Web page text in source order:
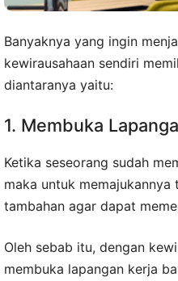
Banyaknya yang ingin
kewirausahaan sendiri
diantaranya yaitu:
1. Membuka
Ketika seseorang sudah
maka untuk
tambahan agar dapat
Oleh sebab itu, dengan
membuka lapangan kerja